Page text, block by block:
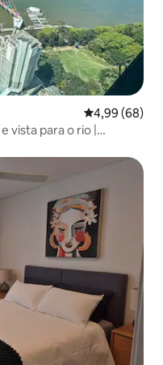
4,99 de uma
4,99 (68)
vista para o rio |